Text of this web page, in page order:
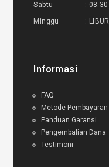
Sabtu : 08.30 –
Minggu : LIBUR
Informasi
FAQ
Metode Pembayaran
Panduan Garansi
Pengembalian Dana
Testimoni